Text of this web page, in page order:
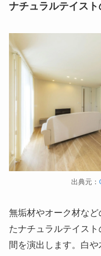
ナチュラルテイスト
出典元：
無垢材やオーク材な
たナチュラルテイス
間を演出します。白